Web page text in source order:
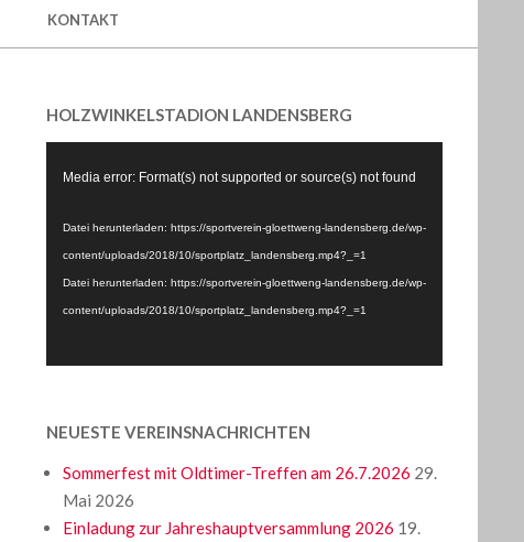
KONTAKT
HOLZWINKELSTADION LANDENSBERG
Player
Media error: Format(s) not supported or source(s) not found
Datei herunterladen: https://sportverein-gloettweng-landensberg.de/wp-
content/uploads/2018/10/sportplatz_landensberg.mp4?_=1
Datei herunterladen: https://sportverein-gloettweng-landensberg.de/wp-
content/uploads/2018/10/sportplatz_landensberg.mp4?_=1
NEUESTE VEREINSNACHRICHTEN
Sommerfest mit Oldtimer-Treffen am 26.7.2026 29.
Mai 2026
Einladung zur Jahreshauptversammlung 2026 19.